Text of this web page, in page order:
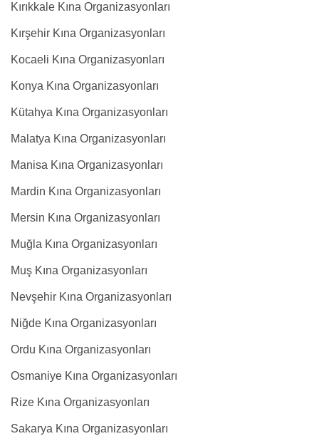
Kırıkkale Kına Organizasyonları
Kırşehir Kına Organizasyonları
Kocaeli Kına Organizasyonları
Konya Kına Organizasyonları
Kütahya Kına Organizasyonları
Malatya Kına Organizasyonları
Manisa Kına Organizasyonları
Mardin Kına Organizasyonları
Mersin Kına Organizasyonları
Muğla Kına Organizasyonları
Muş Kına Organizasyonları
Nevşehir Kına Organizasyonları
Niğde Kına Organizasyonları
Ordu Kına Organizasyonları
Osmaniye Kına Organizasyonları
Rize Kına Organizasyonları
Sakarya Kına Organizasyonları